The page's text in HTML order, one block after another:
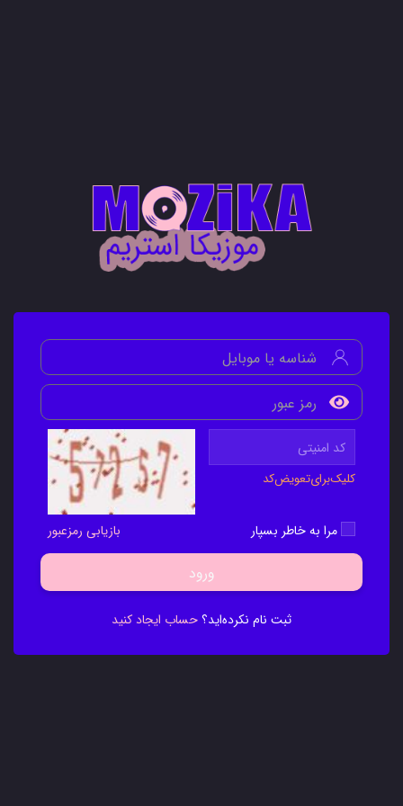
کلیک‌برای‌تعویض‌کد
مرا به خاطر بسپار بازیابی رمزعبور
ورود
ثبت نام نکرده‌اید؟ حساب ایجاد کنید